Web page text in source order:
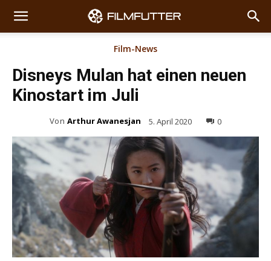
Film-News
Disneys Mulan hat einen neuen
Kinostart im Juli
Von Arthur Awanesjan 5. April 2020 0